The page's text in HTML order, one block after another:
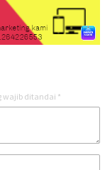
wajib ditandai *